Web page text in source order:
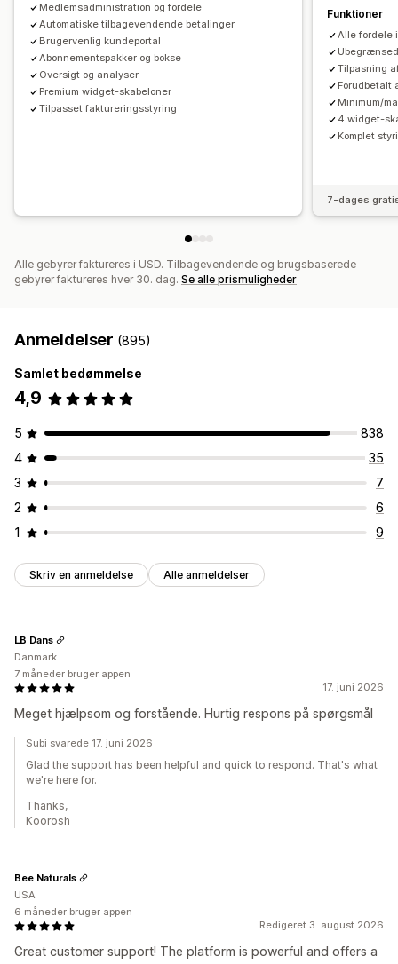
Medlemsadministration og fordele
Automatiske tilbagevendende betalinger
Brugervenlig kundeportal
Abonnementspakker og bokse
Oversigt og analyser
Premium widget-skabeloner
Tilpasset faktureringsstyring
Funktioner
Alle fordele
Tilpasning
Forudbetalt
Minimum/
4 widget-
Komplet
7-dages
Alle gebyrer faktureres i USD. Tilbagevendende og brugsbaserede
gebyrer faktureres hver 30. dag. Se alle prismuligheder
Anmeldelser (895)
Samlet bedømmelse
4,9
5
838
4
35
3
7
2
6
1
9
Skriv en anmeldelse Alle anmeldelser
17. juni 2026
Meget hjælpsom og forstående. Hurtig respons på spørgsmål
LB Dans
Danmark
7 måneder bruger appen
Subi svarede 17. juni 2026
Glad the support has been helpful and quick to respond. That's what
we're here for.
Thanks,
Koorosh
Redigeret 3. august 2026
Great customer support! The platform is powerful and offers a
Bee Naturals
USA
6 måneder bruger appen